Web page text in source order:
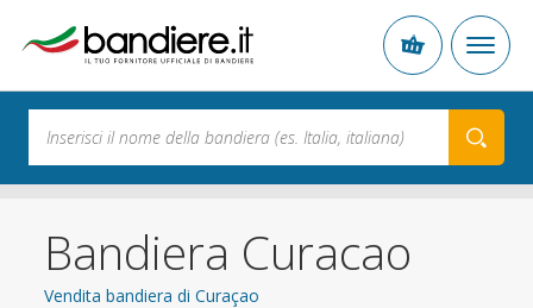
Bandiera Curacao
Vendita bandiera di Curaçao